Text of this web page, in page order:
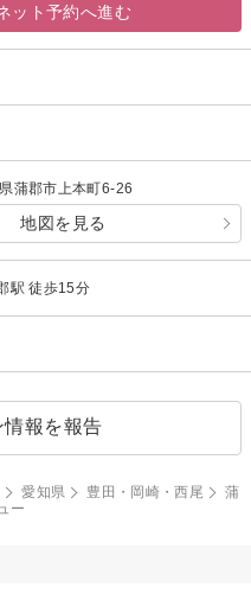
ット予約へ進む
蒲郡市上本町6-26
地図を見る
駅 徒歩15分
報を報告
愛知県 豊田・岡崎・西尾
蒲
ー